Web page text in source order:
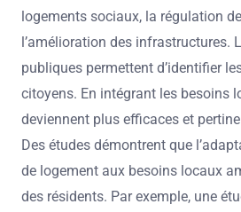
logements sociaux, la régulation
l’amélioration des infrastructures.
publiques permettent d’identifier
citoyens. En intégrant les besoins
deviennent plus efficaces et
Des études démontrent que
de logement aux besoins locaux
des résidents. Par exemple, une